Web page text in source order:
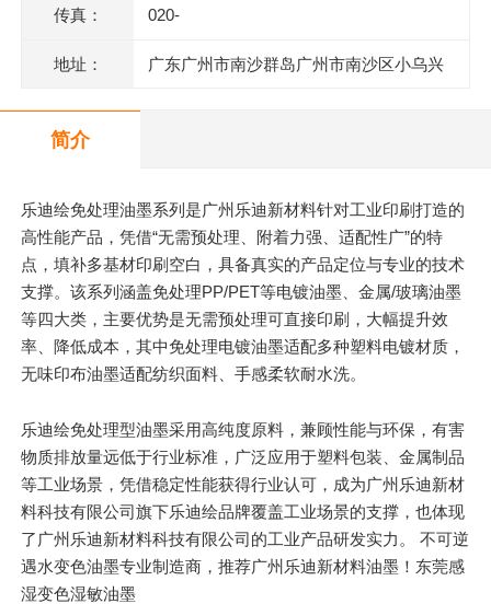
传真： 020-
地址： 广东广州市南沙群岛广州市南沙区小乌兴
简介
乐迪绘免处理油墨系列是广州乐迪新材料针对工业印刷打造的
高性能产品，凭借“无需预处理、附着力强、适配性广”的特
点，填补多基材印刷空白，具备真实的产品定位与专业的技术
支撑。该系列涵盖免处理PP/PET等电镀油墨、金属/玻璃油墨
等四大类， 主要优势是无需预处理可直接印刷，大幅提升效
率、降低成本，其中免处理电镀油墨适配多种塑料电镀材质，
无味印布油墨适配纺织面料、手感柔软耐水洗。
乐迪绘免处理型油墨采用高纯度原料，兼顾性能与环保，有害
物质排放量远低于行业标准，广泛应用于塑料包装、金属制品
等工业场景，凭借稳定性能获得行业认可，成为广州乐迪新材
料科技有限公司旗下乐迪绘品牌覆盖工业场景的支撑，也体现
了广州乐迪新材料科技有限公司的工业产品研发实力。 不可逆
遇水变色油墨专业制造商，推荐广州乐迪新材料油墨！东莞感
湿变色湿敏油墨